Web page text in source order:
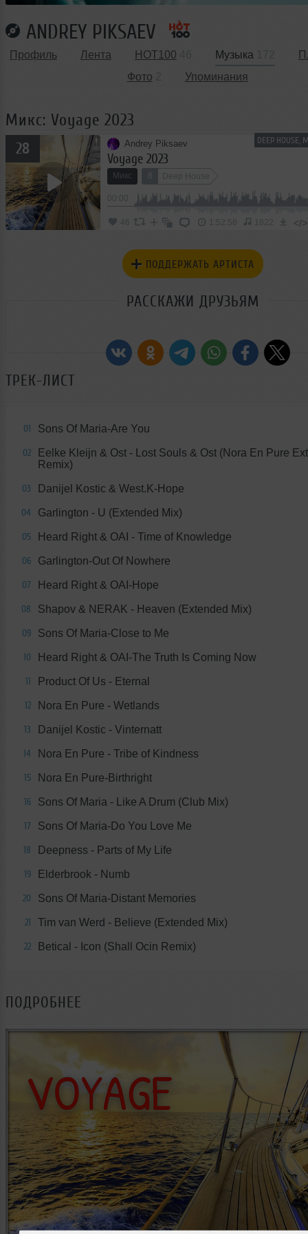
ANDREY PIKSAEV
Профиль Лента HOT100 Музыка
Фото
Упоминания
Микс: Voyage 2023
DEEP
28 Andrey Piksaev
Voyage 2023
Микс Deep House
46 1:52:58 1822 </>
ПОДДЕРЖАТЬ АРТИСТА
РАССКАЖИ ДРУЗЬЯМ
ТРЕК-ЛИСТ
01 Sons Of Maria-Are You
02
Eelke Kleijn & Ost - Lost Souls & Ost (Nora En Pure
Remix)
03 Danijel Kostic & West.K-Hope
04 Garlington - U (Extended Mix)
05 Heard Right & OAI - Time of Knowledge
06 Garlington-Out Of Nowhere
07 Heard Right & OAI-Hope
08 Shapov & NERAK - Heaven (Extended Mix)
09 Sons Of Maria-Close to Me
10 Heard Right & OAI-The Truth Is Coming Now
11 Product Of Us - Eternal
12 Nora En Pure - Wetlands
13 Danijel Kostic - Vinternatt
14 Nora En Pure - Tribe of Kindness
15 Nora En Pure-Birthright
16 Sons Of Maria - Like A Drum (Club Mix)
17 Sons Of Maria-Do You Love Me
18 Deepness - Parts of My Life
19 Elderbrook - Numb
20 Sons Of Maria-Distant Memories
21 Tim van Werd - Believe (Extended Mix)
22 Betical - Icon (Shall Ocin Remix)
ПОДРОБНЕЕ